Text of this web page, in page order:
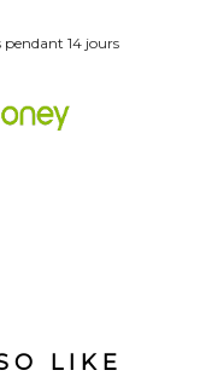
pendant 14 jours
LIKE